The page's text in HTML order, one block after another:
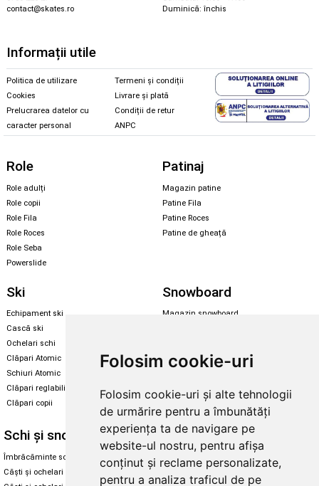
Folosim cookie-uri
Folosim cookie-uri și alte tehnologii
de urmărire pentru a îmbunătăți
experiența ta de navigare pe
website-ul nostru, pentru afișa
conținut și reclame personalizate,
pentru a analiza traficul de pe
contact@skates.ro
Duminică: închis
Informații utile
Politica de utilizare
Cookies
Prelucrarea datelor cu
caracter personal
Termeni și condiții
Livrare și plată
Condiții de retur
ANPC
Role
Role adulți
Role copii
Role Fila
Role Roces
Role Seba
Powerslide
Patinaj
Magazin patine
Patine Fila
Patine Roces
Patine de gheață
Ski
Echipament ski
Cască ski
Ochelari schi
Clăpari Atomic
Schiuri Atomic
Clăpari reglabili
Clăpari copii
Snowboard
Magazin snowboard
Skate & longboard
Santa Cruz
Enuff Skateboards
Schi și snowboard
Îmbrăcăminte schi și snowboard
Căști și ochelari de iarnă
Diverse
Cum aleg rolele
Cum aleg ochelarii